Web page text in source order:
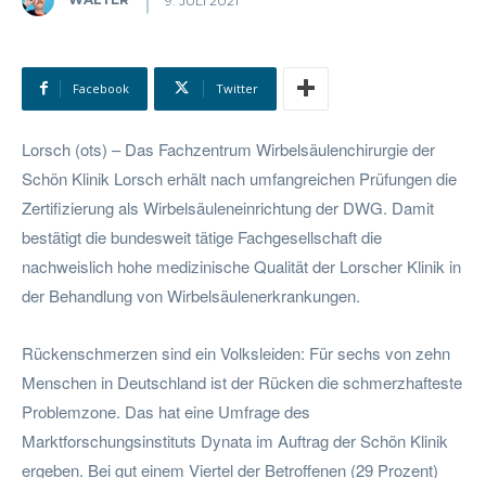
Facebook Twitter
Lorsch (ots) – Das Fachzentrum Wirbelsäulenchirurgie der
Schön Klinik Lorsch erhält nach umfangreichen Prüfungen die
Zertifizierung als Wirbelsäuleneinrichtung der DWG. Damit
bestätigt die bundesweit tätige Fachgesellschaft die
nachweislich hohe medizinische Qualität der Lorscher Klinik in
der Behandlung von Wirbelsäulenerkrankungen.
Rückenschmerzen sind ein Volksleiden: Für sechs von zehn
Menschen in Deutschland ist der Rücken die schmerzhafteste
Problemzone. Das hat eine Umfrage des
Marktforschungsinstituts Dynata im Auftrag der Schön Klinik
ergeben. Bei gut einem Viertel der Betroffenen (29 Prozent)